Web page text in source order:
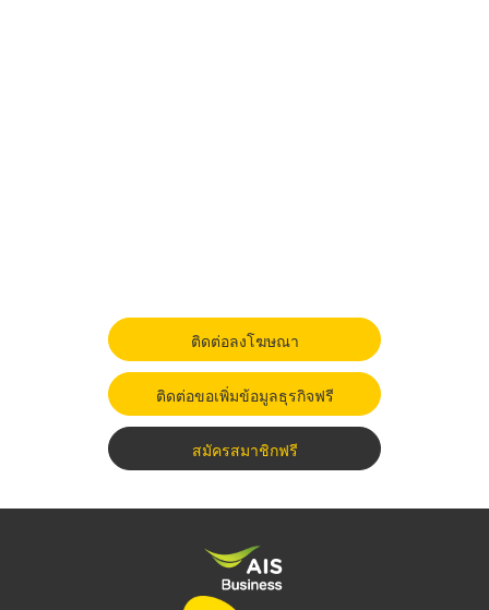
ติดต่อลงโฆษณา
ติดต่อขอเพิ่มข้อมูลธุรกิจฟรี
สมัครสมาชิกฟรี